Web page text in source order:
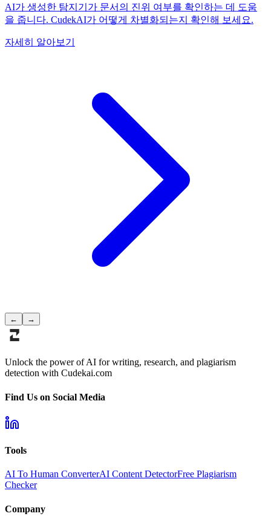
AI가 생성한 탐지기가 문서의 진위 여부를 확인하는 데 도움
을 줍니다. CudekAI가 어떻게 차별화되는지 확인해 보세요.
자세히 알아보기
← →
Unlock the power of AI for writing, research, and plagiarism
detection with Cudekai.com
Find Us on Social Media
Tools
AI To Human ConverterAI Content DetectorFree Plagiarism
Checker
Company